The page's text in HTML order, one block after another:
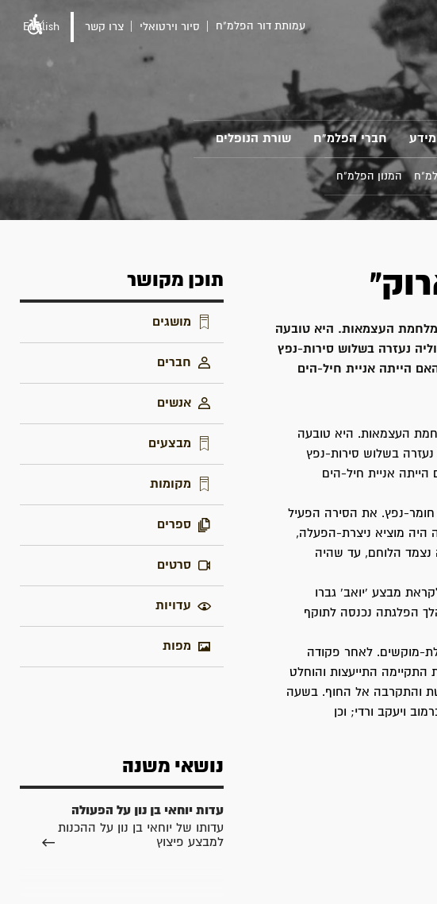
עמותת דור הפלמ"ח סיור וירטואלי צרו קשר English
חברי הפלמ"ח שורת הנופלים
המנון הפלמ"ח
העצמאות. היא טובעה
נעזרה בשלוש סירות-נפץ
הייתה אניית חיל-הים
העצמאות. היא טובעה
נעזרה בשלוש סירות-נפץ
אניית חיל-הים
הובאו מאיטליה, ובחרטומן הורכבה חבית ובה כ- 250 ק"ג חומר-נפץ. את הסירה הפעיל
אותה אל המטרה, ובמרחק של כ- 100 מ' ממנה היה מוציא ניצרת-הפעלה,
נצמד הלוחם, עד שהיה
מבצע 'יואב' גברו
ובמהלך הפלגתה נכנסה לתוקף
מוקשים. לאחר פקודה
התייעצות והוחלט
התרחקה 'מעוז' מהשייטת והתקרבה אל החוף. בשעה
ויעקב ורדי; וכן
תוכן מקושר
מושגים
חברים
אנשים
מבצעים
מקומות
ספרים
סרטים
עדויות
מפות
נושאי משנה
עדות יוחאי בן נון על הפעולה
עדותו של יוחאי בן נון על ההכנות
למבצע פיצוץ